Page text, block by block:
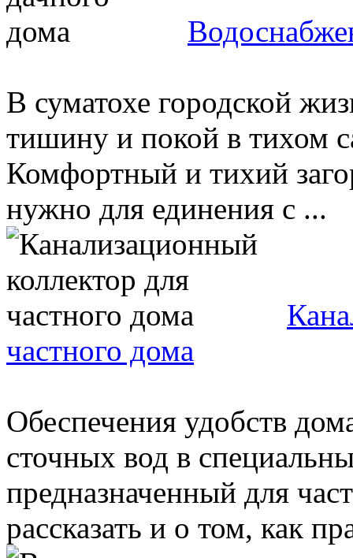
В суматохе городской
тишину и покой в тихом
Комфортный и тихий
нужно для единения с ...
частного дома
Обеспечения удобств
сточных вод в
предназначенный для
рассказать и о том, как